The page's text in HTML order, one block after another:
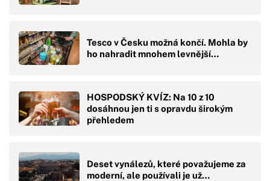
Tesco v Česku možná končí. Mohla by
ho nahradit mnohem levnější…
HOSPODSKÝ KVÍZ: Na 10 z 10
dosáhnou jen ti s opravdu širokým
přehledem
Deset vynálezů, které považujeme za
moderní, ale používali je už…